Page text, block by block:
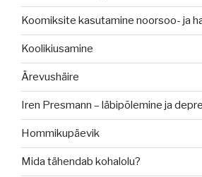
Koomiksite kasutamine noorsoo- ja
Koolikiusamine
Ärevushäire
Iren Presmann – läbipõlemine ja
Hommikupäevik
Mida tähendab kohalolu?